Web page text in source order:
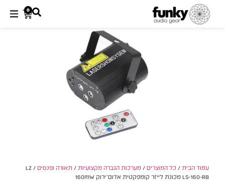
0
עמוד הבית / כל המוצרים /מערכות הגברה מקצועיות / תאורה ופנסים
/ LZ
LS-160-RB מכונת לייזר קומפקטית אדום־ירוק 160mW